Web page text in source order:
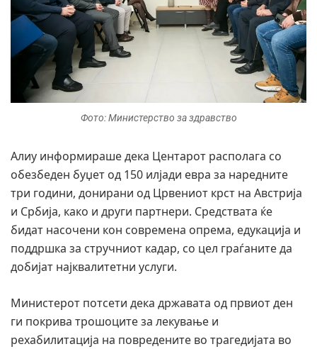
Фото: Министерство за здравство
Алиу информираше дека Центарот располага со
обезбеден буџет од 150 илјади евра за наредните
три години, донирани од Црвениот крст на Австрија
и Србија, како и други партнери. Средствата ќе
бидат насочени кон современа опрема, едукација и
поддршка за стручниот кадар, со цел граѓаните да
добијат најквалитетни услуги.
Министерот потсети дека државата од првиот ден
ги покрива трошоците за лекување и
рехабилитација на повредените во трагедијата во